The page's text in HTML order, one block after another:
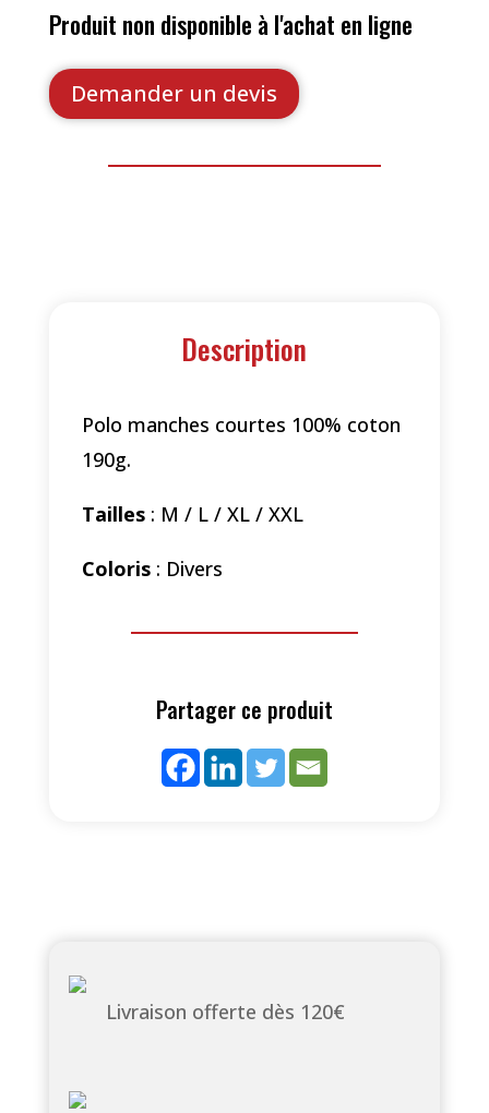
Produit non disponible à l'achat en ligne
Demander un devis
Description
Polo manches courtes 100% coton
190g.
Tailles: M / L / XL / XXL
Coloris: Divers
Partager ce produit
Livraison offerte dès 120€